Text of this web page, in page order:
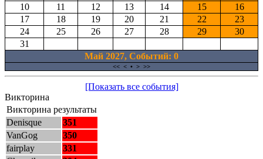
10
11 12 13 14 15
16
17
18 19 20 21 22
23
24
25 26 27 28 29
30
31
Май 2027, Cобытий: 0
<< < • > >>
[Показать все события]
Викторина
Викторина результаты
Denisque
351
VanGog
350
fairplay
331